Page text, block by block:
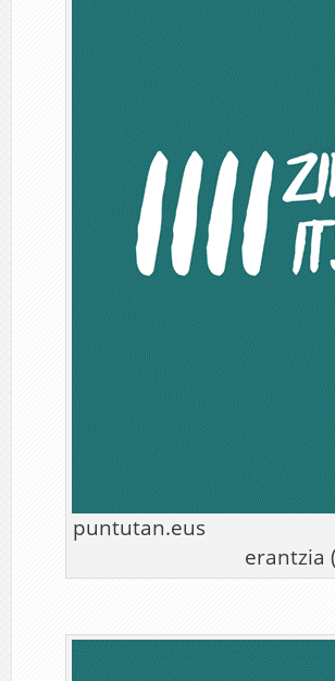
erantzia